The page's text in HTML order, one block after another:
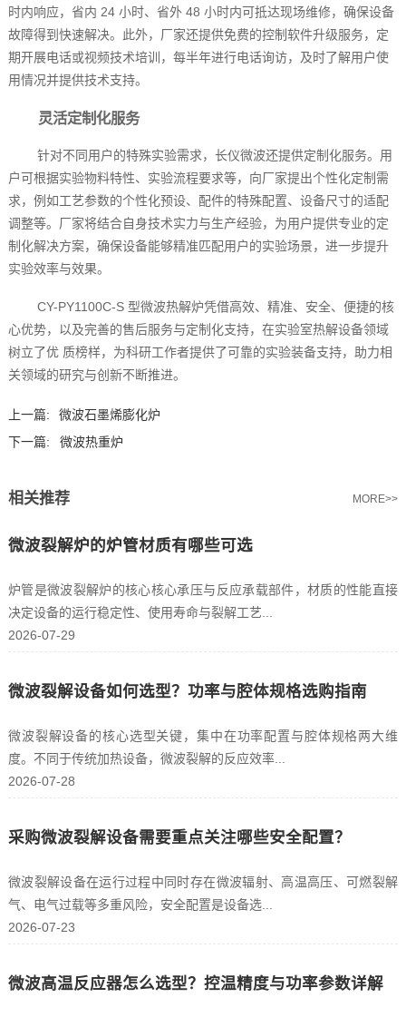
时内响应，省内 24 小时、省外 48 小时内可抵达现场维修，确保设备
故障得到快速解决。此外，厂家还提供免费的控制软件升级服务，定
期开展电话或视频技术培训，每半年进行电话询访，及时了解用户使
用情况并提供技术支持。
灵活定制化服务
针对不同用户的特殊实验需求，长仪微波还提供定制化服务。用
户可根据实验物料特性、实验流程要求等，向厂家提出个性化定制需
求，例如工艺参数的个性化预设、配件的特殊配置、设备尺寸的适配
调整等。厂家将结合自身技术实力与生产经验，为用户提供专业的定
制化解决方案，确保设备能够精准匹配用户的实验场景，进一步提升
实验效率与效果。
CY-PY1100C-S 型微波热解炉凭借高效、精准、安全、便捷的核
心优势，以及完善的售后服务与定制化支持，在实验室热解设备领域
树立了优 质榜样，为科研工作者提供了可靠的实验装备支持，助力相
关领域的研究与创新不断推进。
上一篇:
微波石墨烯膨化炉
下一篇:
微波热重炉
相关推荐 MORE>>
微波裂解炉的炉管材质有哪些可选
炉管是微波裂解炉的核心核心承压与反应承载部件，材质的性能直接
决定设备的运行稳定性、使用寿命与裂解工艺...
2026-07-29
微波裂解设备如何选型？功率与腔体规格选购指南
微波裂解设备的核心选型关键，集中在功率配置与腔体规格两大维
度。不同于传统加热设备，微波裂解的反应效率...
2026-07-28
采购微波裂解设备需要重点关注哪些安全配置？
微波裂解设备在运行过程中同时存在微波辐射、高温高压、可燃裂解
气、电气过载等多重风险，安全配置是设备选...
2026-07-23
微波高温反应器怎么选型？控温精度与功率参数详解